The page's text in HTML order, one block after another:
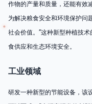
作物的产量和质量，还能有效
为解决粮食安全和环境保护问
社会价值。”这种新型种植技
食供应和生态环境安全。
工业领域
研发一种新型的节能设备，该